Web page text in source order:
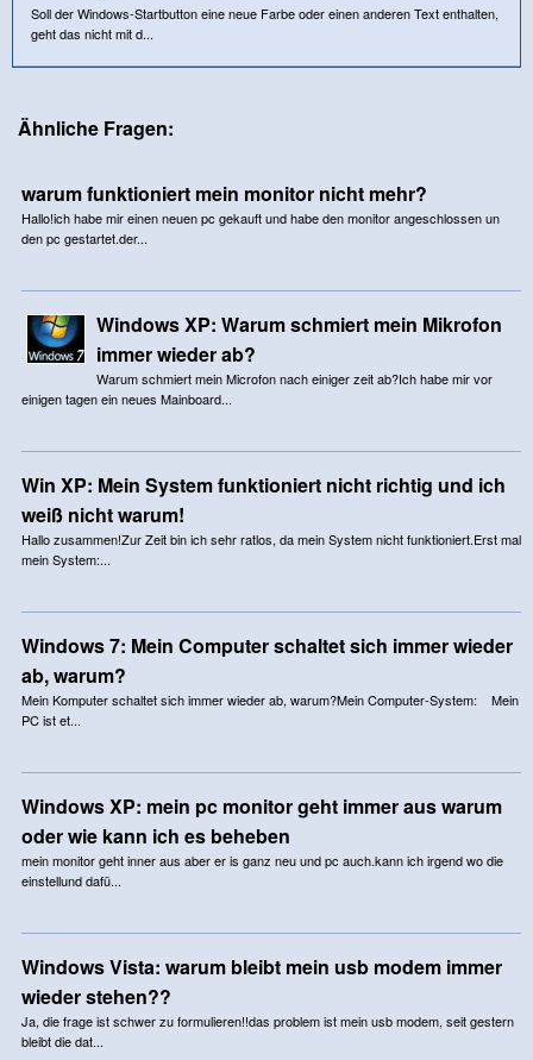
Soll der Windows-Startbutton eine neue Farbe oder einen anderen Text enthalten,
geht das nicht mit d...
Ähnliche Fragen:
warum funktioniert mein monitor nicht mehr?
Hallo!ich habe mir einen neuen pc gekauft und habe den monitor angeschlossen un
den pc gestartet.der...
Windows XP: Warum schmiert mein Mikrofon
immer wieder ab?
Warum schmiert mein Microfon nach einiger zeit ab?Ich habe mir vor
einigen tagen ein neues Mainboard...
Win XP: Mein System funktioniert nicht richtig und ich
weiß nicht warum!
Hallo zusammen!Zur Zeit bin ich sehr ratlos, da mein System nicht funktioniert.Erst mal
mein System:...
Windows 7: Mein Computer schaltet sich immer wieder
ab, warum?
Mein Komputer schaltet sich immer wieder ab, warum?Mein Computer-System: Mein
PC ist et...
Windows XP: mein pc monitor geht immer aus warum
oder wie kann ich es beheben
mein monitor geht inner aus aber er is ganz neu und pc auch.kann ich irgend wo die
einstellund dafü...
Windows Vista: warum bleibt mein usb modem immer
wieder stehen??
Ja, die frage ist schwer zu formulieren!!das problem ist mein usb modem, seit gestern
bleibt die dat...